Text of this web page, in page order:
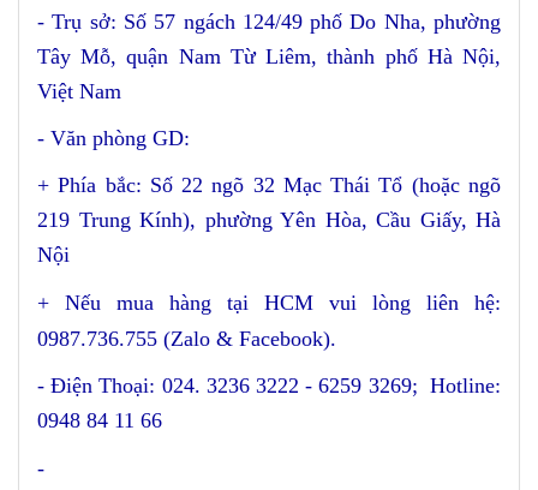
- Trụ sở: Số 57 ngách 124/49 phố Do Nha, phường
Tây Mỗ, quận Nam Từ Liêm, thành phố Hà Nội,
Việt Nam
- Văn phòng GD:
+ Phía bắc: Số 22 ngõ 32 Mạc Thái Tổ (hoặc ngõ
219 Trung Kính), phường Yên Hòa, Cầu Giấy, Hà
Nội
+ Nếu mua hàng tại HCM vui lòng liên hệ:
0987.736.755 (Zalo & Facebook).
- Điện Thoại: 024. 3236 3222 - 6259 3269; Hotline:
0948 84 11 66
-